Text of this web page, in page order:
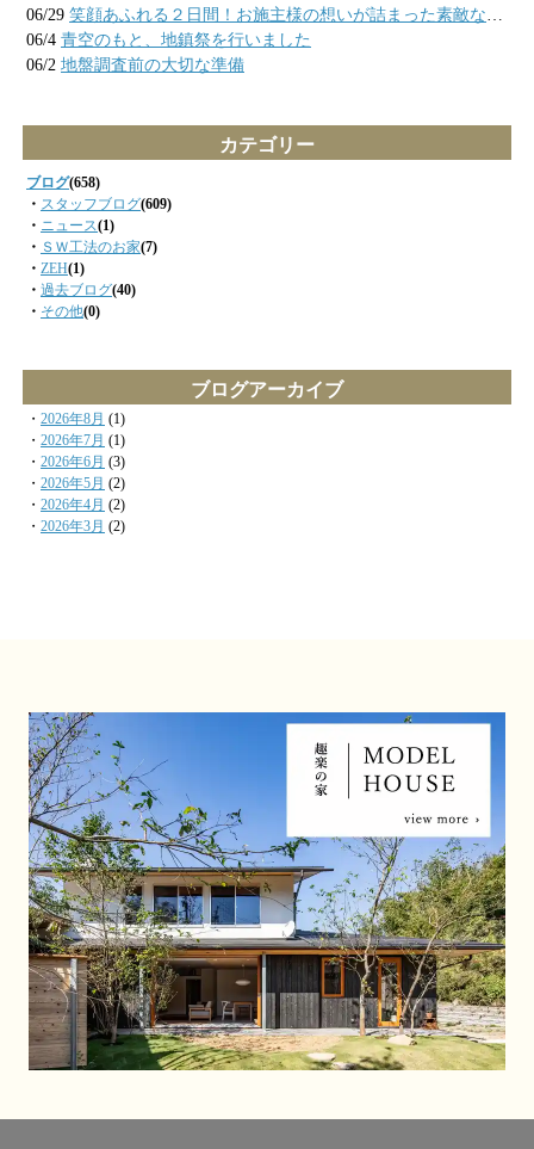
06/29 笑顔あふれる２日間！お施主様の想いが詰まった素敵なお家が完成しました
06/4 青空のもと、地鎮祭を行いました
06/2 地盤調査前の大切な準備
カテゴリー
ブログ(658)
・ スタッフブログ(609)
・ ニュース(1)
・ ＳＷ工法のお家(7)
・ ZEH(1)
・ 過去ブログ(40)
・ その他(0)
ブログアーカイブ
・ 2026年8月 (1)
・ 2026年7月 (1)
・ 2026年6月 (3)
・ 2026年5月 (2)
・ 2026年4月 (2)
・ 2026年3月 (2)